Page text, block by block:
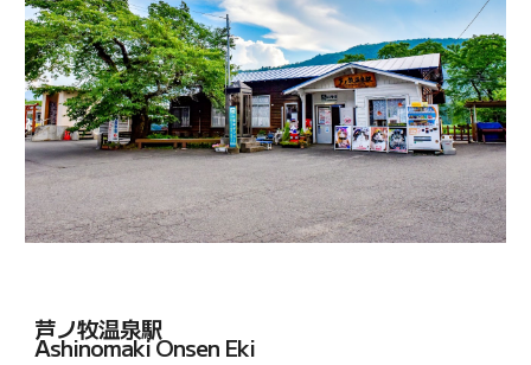
芦ノ牧温泉駅
Ashinomaki Onsen Eki